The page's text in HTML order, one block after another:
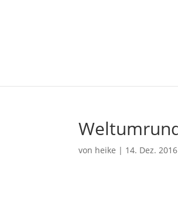
von heike | 14. Dez. 2016